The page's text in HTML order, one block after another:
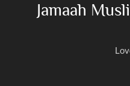
Jamaah